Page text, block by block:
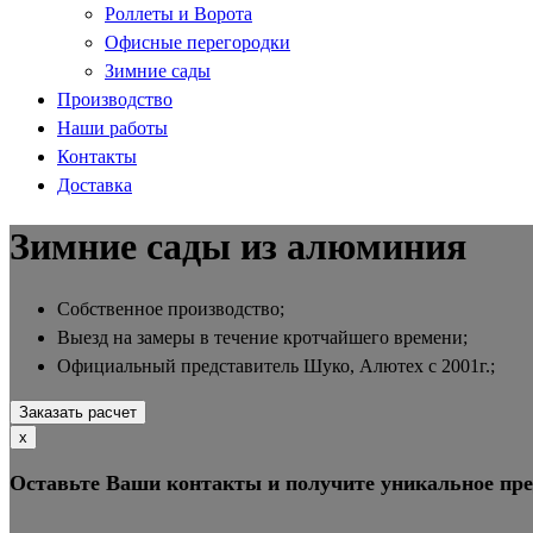
Роллеты и Ворота
Офисные перегородки
Зимние сады
Производство
Наши работы
Контакты
Доставка
Зимние сады из алюминия
Собственное производство;
Выезд на замеры в течение кротчайшего времени;
Официальный представитель Шуко, Алютех с 2001г.;
Заказать расчет
х
Оставьте Ваши контакты и получите уникальное